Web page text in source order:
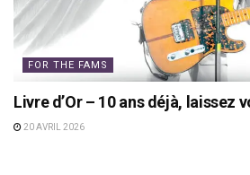
FOR THE FAMS
Livre d’Or – 10 ans déjà, laissez
20 AVRIL 2026